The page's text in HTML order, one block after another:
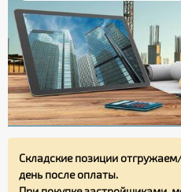
Складские позиции
день после оплаты.